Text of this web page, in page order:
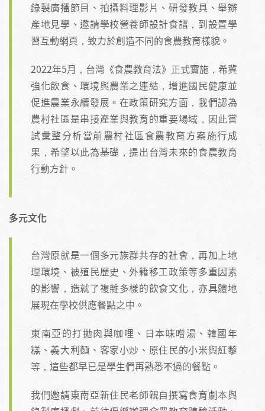
錄製廣播節目、拍攝料理影片、研發教具、舉辦
產地見學、邀請學校營養師設計食譜，到設置學
習互動網頁，致力於創造不同的食農教育樣貌。
2022年5月，台灣《食農教育法》正式實施，希冀
強化飲食、環境與農業之連結，增進國民健康並
促進農業永續發展。在政策研究方面，我們認為
農村社區是串接產業與教育的重要場域，因此嘗
試彙整分析當前農村社區食農教育方案施行成
果，希望以此為基礎，提出台灣未來的食農教育
行動方針。
多元文化
台灣原就是一個多元族群共存的社會，再加上地
理環境、被殖民歷史、外籍移工政策等多重因素
的影響，造就了複雜多樣的飲食文化，亦具體地
展現在學校供應餐點之中。
東南亞的打拋肉與咖哩、日本味噌湯、韓國年
糕、義大利麵、客家小炒、原住民的小米與紅藜
等，這些都早已是學生們再熟悉不過的餐點。
我們邀請東南亞新住民老師親自撰寫食育劇本與